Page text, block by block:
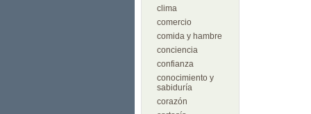
clima
comercio
comida y hambre
conciencia
confianza
conocimiento y
sabiduría
corazón